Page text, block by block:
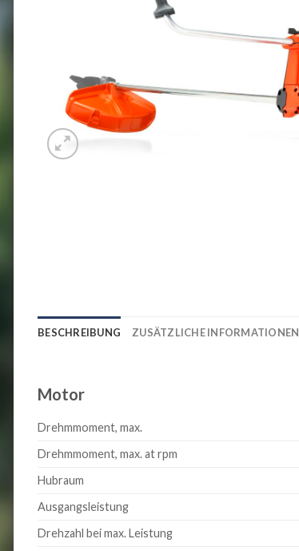
BESCHREIBUNG ZUSÄTZLICHE INFORMATIONEN
Motor
Drehmmoment, max.
Drehmmoment, max. at rpm
Hubraum
Ausgangsleistung
Drehzahl bei max. Leistung